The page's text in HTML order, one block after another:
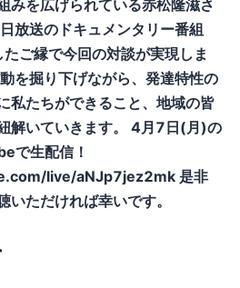
みを広げられている赤松隆滋さ
放送のドキュメンタリー番組
ご縁で今回の対談が実現しま
を掘り下げながら、発達特性の
私たちができること、地域の皆
解いていきます。 4月7日(月)の
で生配信！
live/aNJp7jez2mk 是非
いただければ幸いです。